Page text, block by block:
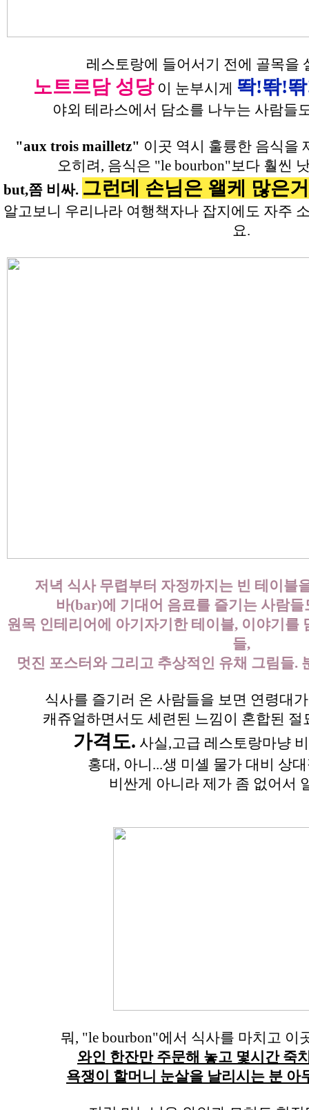
레스토랑에 들어서기 전에 골목을
노트르담 성당이 눈부시게 똭!똮!
야외 테라스에서 담소를 나누는 사람들
"aux trois mailletz" 이곳 역시 훌륭한 음식을
오히려, 음식은 "le bourbon"보다 훨씬
but,쫌 비싸. 그런데 손님은 왤케 많은
알고보니 우리나라 여행책자나 잡지에도 자주
요.
저녁 식사 무렵부터 자정까지는 빈 테이블
바(bar)에 기대어 음료를 즐기는 사람
원목 인테리어에 아기자기한 테이블, 이야기를
들,
멋진 포스터와 그리고 추상적인 유채 그림들.
식사를 즐기러 온 사람들을 보면 연령대
캐쥬얼하면서도 세련된 느낌이 혼합된
가격도. 사실,고급 레스토랑마냥
홍대, 아니...생 미셸 물가 대비 상
비싼게 아니라 제가 좀 없어서
뭐, "le bourbon"에서 식사를 마치고 이
와인 한잔만 주문해 놓고 몇시간 죽
욕쟁이 할머니 눈살을 날리시는 분 아